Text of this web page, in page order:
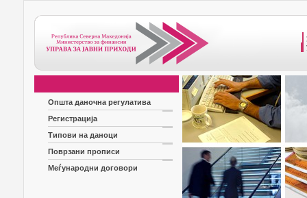
Општа даночна регулатива
Регистрација
Типови на даноци
Поврзани прописи
Меѓународни договори